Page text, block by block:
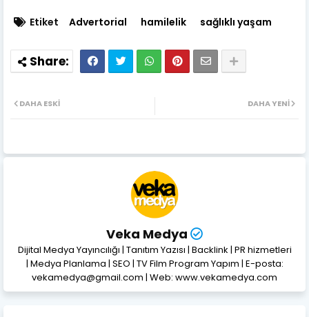
Etiket Advertorial hamilelik sağlıklı yaşam
DAHA YENI
DAHA ESKI
Veka Medya
Dijital Medya Yayıncılığı | Tanıtım Yazısı | Backlink | PR hizmetleri
| Medya Planlama | SEO | TV Film Program Yapım | E-posta:
vekamedya@gmail.com | Web: www.vekamedya.com